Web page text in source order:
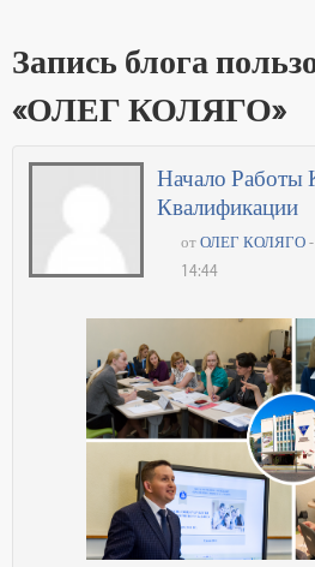
Запись блога
«ОЛЕГ КОЛЯГО»
Начало
Квалификации
от ОЛЕГ КОЛЯГО
14:44